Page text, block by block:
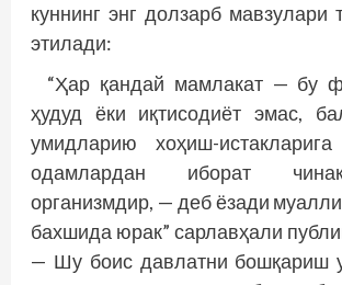
куннинг энг долзарб мавзулари
этилади:
“Ҳар қандай мамлакат — бу
ҳудуд ёки иқтисодиёт эмас,
умидларию хоҳиш-
одамлардан иборат
организмдир, — деб ёзади
бахшида юрак” сарлавҳали
— Шу боис давлатни бошқариш